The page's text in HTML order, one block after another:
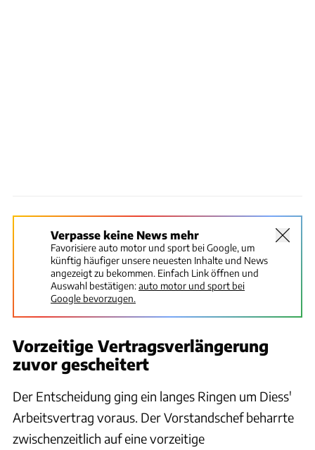
Verpasse keine News mehr
Favorisiere auto motor und sport bei Google, um
künftig häufiger unsere neuesten Inhalte und News
angezeigt zu bekommen. Einfach Link öffnen und
Auswahl bestätigen:auto motor und sport bei
Google bevorzugen.
Vorzeitige Vertragsverlängerung
zuvor gescheitert
Der Entscheidung ging ein langes Ringen um Diess'
Arbeitsvertrag voraus. Der Vorstandschef beharrte
zwischenzeitlich auf eine vorzeitige